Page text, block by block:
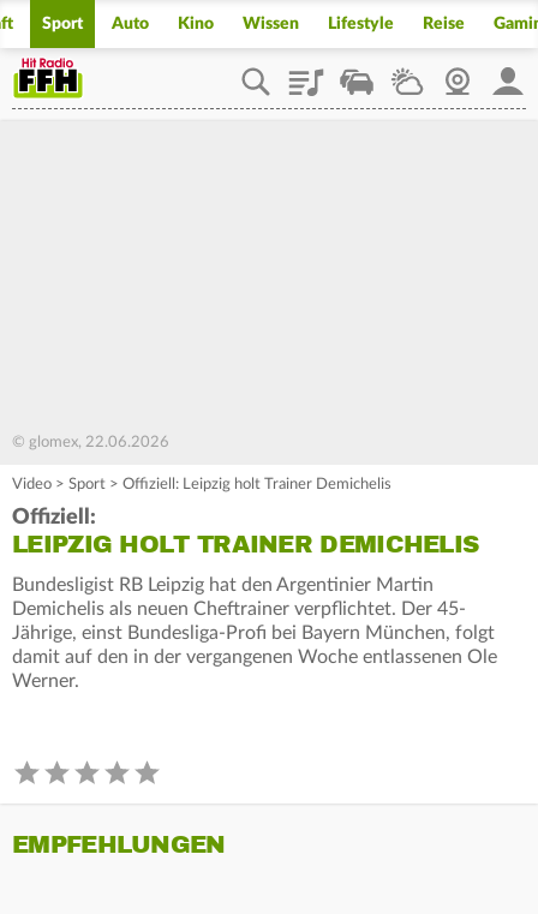
Sport Auto Kino Wissen Lifestyle Reise
PlaylistStaupilotWetterWebcam
© glomex, 22.06.2026
Video > Sport > Offiziell: Leipzig holt Trainer Demichelis
Offiziell:
LEIPZIG HOLT TRAINER DEMICHELIS
Bundesligist RB Leipzig hat den Argentinier Martin
Demichelis als neuen Cheftrainer verpflichtet. Der 45-
Jährige, einst Bundesliga-Profi bei Bayern München, folgt
damit auf den in der vergangenen Woche entlassenen Ole
Werner.
EMPFEHLUNGEN